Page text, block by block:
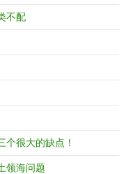
不配
个很大的缺点！
领海问题